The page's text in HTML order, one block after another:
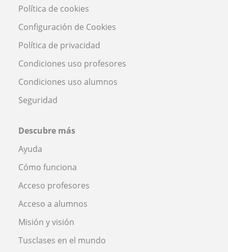
Política de cookies
Configuración de Cookies
Política de privacidad
Condiciones uso profesores
Condiciones uso alumnos
Seguridad
Descubre más
Ayuda
Cómo funciona
Acceso profesores
Acceso a alumnos
Misión y visión
Tusclases en el mundo